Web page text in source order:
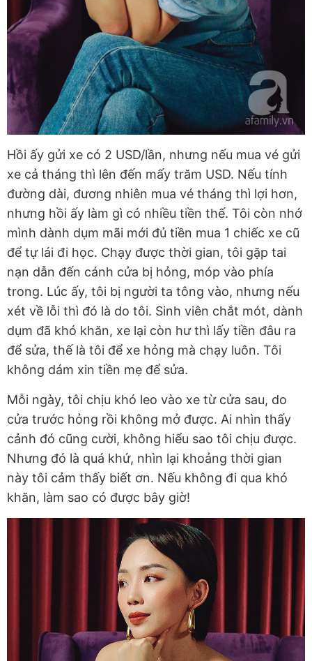
Hồi ấy gửi xe có 2 USD/lần, nhưng nếu mua vé gửi
xe cả tháng thì lên đến mấy trăm USD. Nếu tính
đường dài, đương nhiên mua vé tháng thì lợi hơn,
nhưng hồi ấy làm gì có nhiều tiền thế. Tôi còn nhớ
mình dành dụm mãi mới đủ tiền mua 1 chiếc xe cũ
để tự lái đi học. Chạy được thời gian, tôi gặp tai
nạn dẫn đến cánh cửa bị hỏng, móp vào phía
trong. Lúc ấy, tôi bị người ta tông vào, nhưng nếu
xét về lỗi thì đó là do tôi. Sinh viên chắt mót, dành
dụm đã khó khăn, xe lại còn hư thì lấy tiền đâu ra
để sửa, thế là tôi để xe hỏng mà chạy luôn. Tôi
không dám xin tiền mẹ để sửa.
Mỗi ngày, tôi chịu khó leo vào xe từ cửa sau, do
cửa trước hỏng rồi không mở được. Ai nhìn thấy
cảnh đó cũng cười, không hiểu sao tôi chịu được.
Nhưng đó là quá khứ, nhìn lại khoảng thời gian
này tôi cảm thấy biết ơn. Nếu không đi qua khó
khăn, làm sao có được bây giờ!